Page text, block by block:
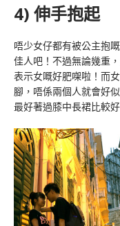
4) 伸手抱起
唔少女仔都有被公主抱
佳人吧！不過無論幾重
表示女嘅好肥㗎啦！而
腳，唔係兩個人就會好
最好著過膝中長裙比較